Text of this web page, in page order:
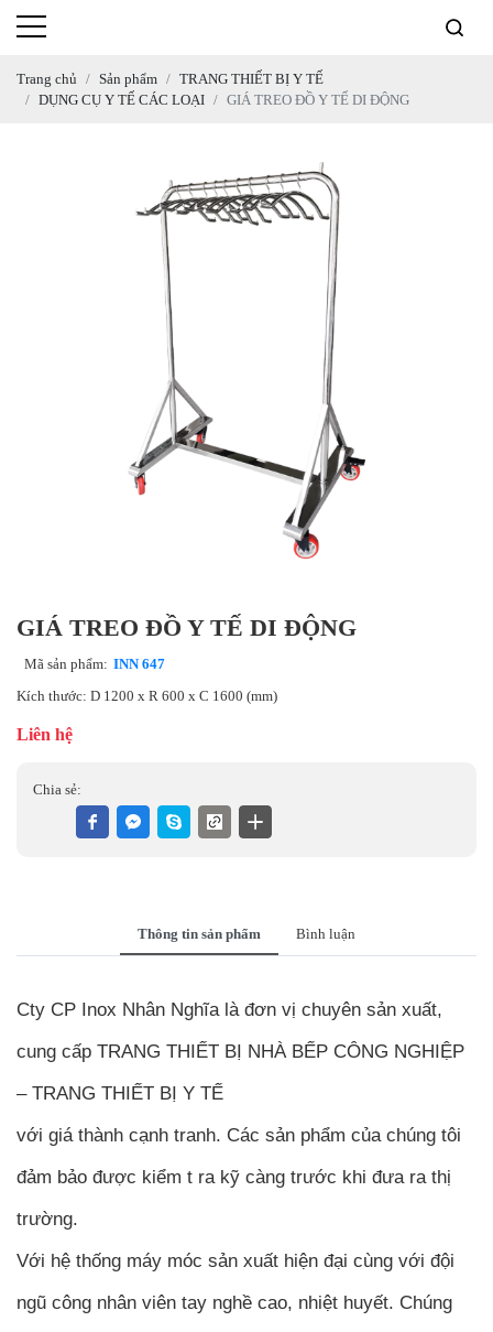
Trang chủ Sản phẩm
TRANG THIẾT BỊ Y TẾ
DỤNG CỤ Y TẾ CÁC LOẠI
GIÁ TREO ĐỒ Y TẾ DI ĐỘNG
GIÁ TREO ĐỒ Y TẾ DI ĐỘNG
Mã sản phẩm: INN 647
Kích thước: D 1200 x R 600 x C 1600 (mm)
Liên hệ
Chia sẻ:
Thông tin sản phẩm Bình luận
Cty CP Inox Nhân Nghĩa là đơn vị chuyên sản xuất,
cung cấp TRANG THIẾT BỊ NHÀ BẾP CÔNG NGHIỆP
– TRANG THIẾT BỊ Y TẾ
với giá thành cạnh tranh. Các sản phẩm của chúng tôi
đảm bảo được kiểm t ra kỹ càng trước khi đưa ra thị
trường.
Với hệ thống máy móc sản xuất hiện đại cùng với đội
ngũ công nhân viên tay nghề cao, nhiệt huyết. Chúng